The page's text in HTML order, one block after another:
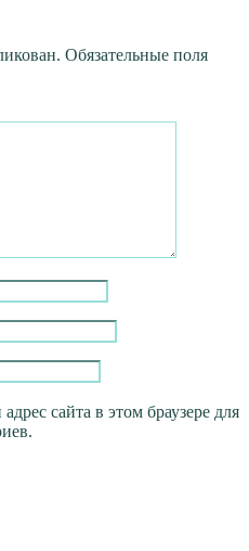
Обязательные поля
сайта в этом браузере для